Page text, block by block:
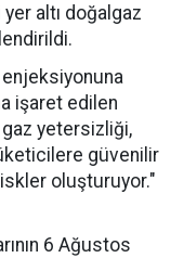
altı doğalgaz
enjeksiyonuna
işaret edilen
gaz yetersizliği,
güvenilir
oluşturuyor."
6 Ağustos